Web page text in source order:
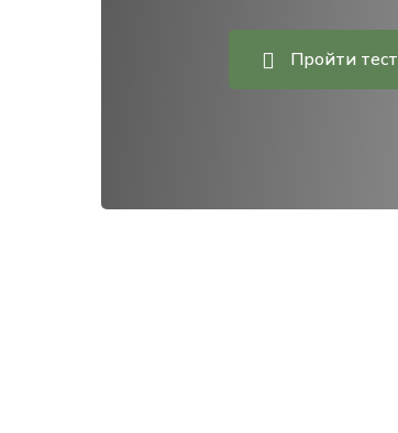
Пройти тест